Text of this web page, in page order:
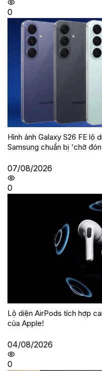
0
Hình ảnh Galaxy S26 FE lộ
Samsung chuẩn bị 'chờ
07/08/2026
0
Lộ diện AirPods tích hợp
của Apple!
04/08/2026
0